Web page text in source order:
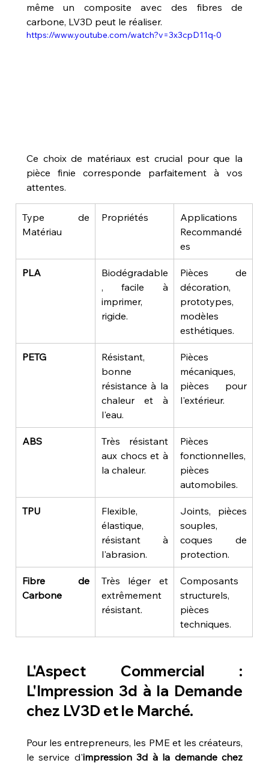
même un composite avec des fibres de
carbone, LV3D peut le réaliser.
https://www.youtube.com/watch?v=3x3cpD11q-0
Ce choix de matériaux est crucial pour que la
pièce finie corresponde parfaitement à vos
attentes.
Type de
Matériau
Propriétés
Applications
Recommandé
es
PLA
Biodégradable
, facile à
imprimer,
rigide.
Pièces de
décoration,
prototypes,
modèles
esthétiques.
PETG
Résistant,
bonne
résistance à la
chaleur et à
l'eau.
Pièces
mécaniques,
pièces pour
l'extérieur.
ABS
Très résistant
aux chocs et à
la chaleur.
Pièces
fonctionnelles,
pièces
automobiles.
TPU
Flexible,
élastique,
résistant à
l'abrasion.
Joints, pièces
souples,
coques de
protection.
Fibre de
Carbone
Très léger et
extrêmement
résistant.
Composants
structurels,
pièces
techniques.
L'Aspect Commercial :
L'Impression 3d à la Demande
chez LV3D et le Marché.
Pour les entrepreneurs, les PME et les créateurs,
le service d'impression 3d à la demande chez